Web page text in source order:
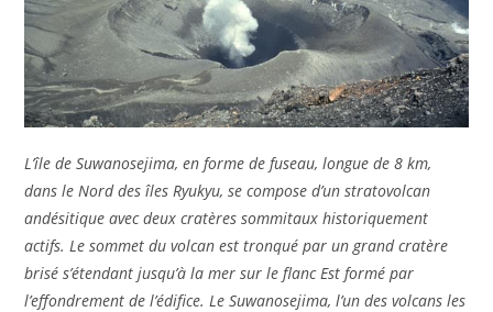
L’île de Suwanosejima, en forme de fuseau, longue de 8 km,
dans le Nord des îles Ryukyu, se compose d’un stratovolcan
andésitique avec deux cratères sommitaux historiquement
actifs. Le sommet du volcan est tronqué par un grand cratère
brisé s’étendant jusqu’à la mer sur le flanc Est formé par
l’effondrement de l’édifice. Le Suwanosejima, l’un des volcans les